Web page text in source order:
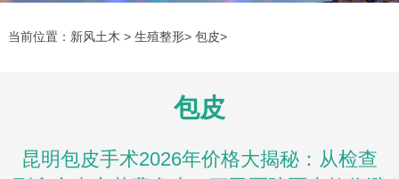
当前位置： 新风土木 > 生殖整形> 包皮>
包皮
昆明包皮手术2026年价格大揭秘：从检查